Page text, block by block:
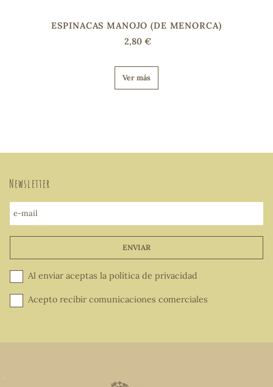
ESPINACAS MANOJO (DE MENORCA)
2,80 €
Ver más
Newsletter
e-mail
ENVIAR
Al enviar aceptas la política de privacidad
Acepto recibir comunicaciones comerciales